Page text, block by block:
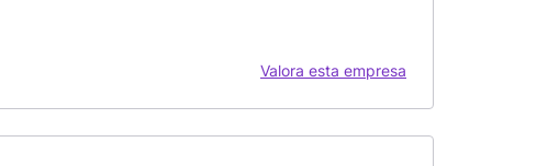
Valora esta empresa